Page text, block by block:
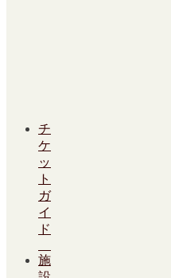
チ
ケ
ッ
ト
ガ
イ
ド
施